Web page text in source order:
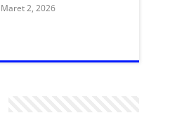
Maret 2, 2026